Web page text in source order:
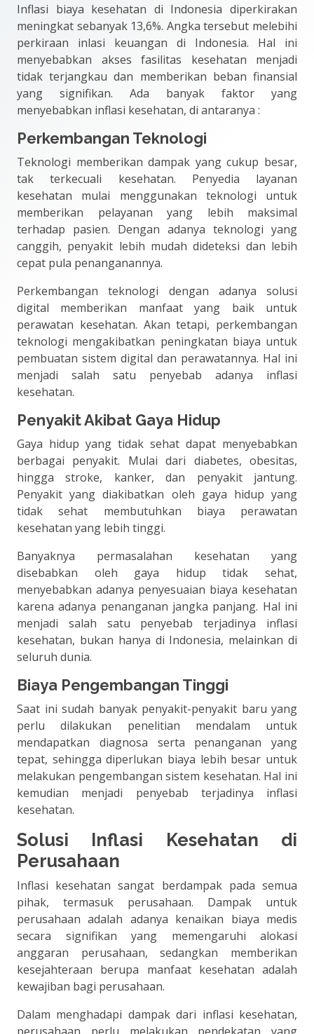
Inflasi biaya kesehatan di Indonesia diperkirakan
meningkat sebanyak 13,6%. Angka tersebut melebihi
perkiraan inlasi keuangan di Indonesia. Hal ini
menyebabkan akses fasilitas kesehatan menjadi
tidak terjangkau dan memberikan beban finansial
yang signifikan. Ada banyak faktor yang
menyebabkan inflasi kesehatan, di antaranya :
Perkembangan Teknologi
Teknologi memberikan dampak yang cukup besar,
tak terkecuali kesehatan. Penyedia layanan
kesehatan mulai menggunakan teknologi untuk
memberikan pelayanan yang lebih maksimal
terhadap pasien. Dengan adanya teknologi yang
canggih, penyakit lebih mudah dideteksi dan lebih
cepat pula penanganannya.
Perkembangan teknologi dengan adanya solusi
digital memberikan manfaat yang baik untuk
perawatan kesehatan. Akan tetapi, perkembangan
teknologi mengakibatkan peningkatan biaya untuk
pembuatan sistem digital dan perawatannya. Hal ini
menjadi salah satu penyebab adanya inflasi
kesehatan.
Penyakit Akibat Gaya Hidup
Gaya hidup yang tidak sehat dapat menyebabkan
berbagai penyakit. Mulai dari diabetes, obesitas,
hingga stroke, kanker, dan penyakit jantung.
Penyakit yang diakibatkan oleh gaya hidup yang
tidak sehat membutuhkan biaya perawatan
kesehatan yang lebih tinggi.
Banyaknya permasalahan kesehatan yang
disebabkan oleh gaya hidup tidak sehat,
menyebabkan adanya penyesuaian biaya kesehatan
karena adanya penanganan jangka panjang. Hal ini
menjadi salah satu penyebab terjadinya inflasi
kesehatan, bukan hanya di Indonesia, melainkan di
seluruh dunia.
Biaya Pengembangan Tinggi
Saat ini sudah banyak penyakit-penyakit baru yang
perlu dilakukan penelitian mendalam untuk
mendapatkan diagnosa serta penanganan yang
tepat, sehingga diperlukan biaya lebih besar untuk
melakukan pengembangan sistem kesehatan. Hal ini
kemudian menjadi penyebab terjadinya inflasi
kesehatan.
Solusi Inflasi Kesehatan di
Perusahaan
Inflasi kesehatan sangat berdampak pada semua
pihak, termasuk perusahaan. Dampak untuk
perusahaan adalah adanya kenaikan biaya medis
secara signifikan yang memengaruhi alokasi
anggaran perusahaan, sedangkan memberikan
kesejahteraan berupa manfaat kesehatan adalah
kewajiban bagi perusahaan.
Dalam menghadapi dampak dari inflasi kesehatan,